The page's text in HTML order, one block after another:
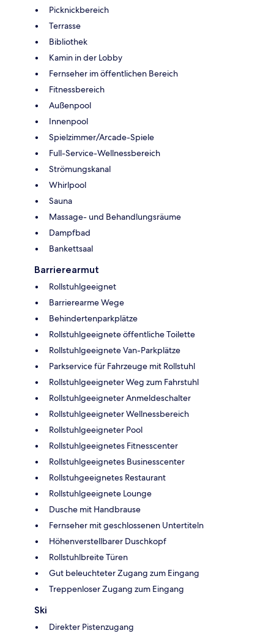
Picknickbereich
Terrasse
Bibliothek
Kamin in der Lobby
Fernseher im öffentlichen Bereich
Fitnessbereich
Außenpool
Innenpool
Spielzimmer/Arcade-Spiele
Full-Service-Wellnessbereich
Strömungskanal
Whirlpool
Sauna
Massage- und Behandlungsräume
Dampfbad
Bankettsaal
Barrierearmut
Rollstuhlgeeignet
Barrierearme Wege
Behindertenparkplätze
Rollstuhlgeeignete öffentliche Toilette
Rollstuhlgeeignete Van-Parkplätze
Parkservice für Fahrzeuge mit Rollstuhl
Rollstuhlgeeigneter Weg zum Fahrstuhl
Rollstuhlgeeigneter Anmeldeschalter
Rollstuhlgeeigneter Wellnessbereich
Rollstuhlgeeigneter Pool
Rollstuhlgeeignetes Fitnesscenter
Rollstuhlgeeignetes Businesscenter
Rollstuhgeeignetes Restaurant
Rollstuhlgeeignete Lounge
Dusche mit Handbrause
Fernseher mit geschlossenen Untertiteln
Höhenverstellbarer Duschkopf
Rollstuhlbreite Türen
Gut beleuchteter Zugang zum Eingang
Treppenloser Zugang zum Eingang
Ski
Direkter Pistenzugang